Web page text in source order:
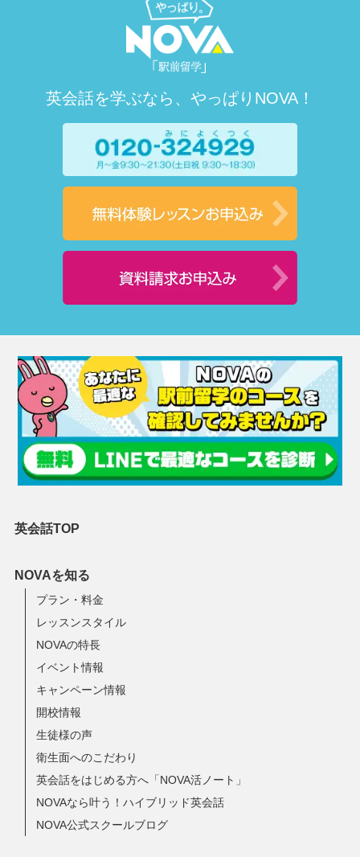
英会話を学ぶなら、やっぱりNOVA！
英会話TOP
NOVAを知る
プラン・料金
レッスンスタイル
NOVAの特長
イベント情報
キャンペーン情報
開校情報
生徒様の声
衛生面へのこだわり
英会話をはじめる方へ「NOVA活ノート」
NOVAなら叶う！ハイブリッド英会話
NOVA公式スクールブログ